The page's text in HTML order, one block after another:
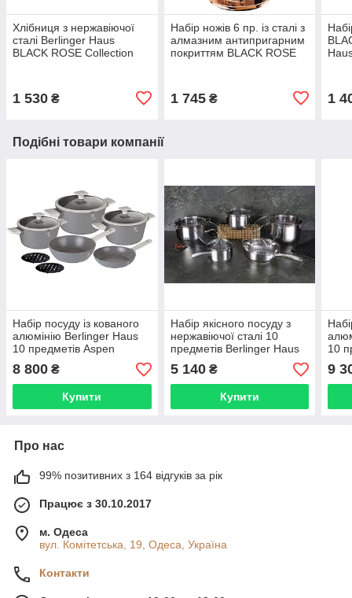
Хлібниця з нержавіючої
сталі Berlinger Haus
BLACK ROSE Collection
1 530 ₴
Набір ножів 6 пр. із сталі з
алмазним антипригарним
покриттям BLACK ROSE
1 745₴ 1
Подібні товари компанії
Набір посуду із кованого
алюмінію Berlinger Haus
10 предметів Aspen
Collection BH 7061N
8 800 ₴
Купити
Набір якісного посуду з
нержавіючої сталі 10
предметів Berlinger Haus
Silver Jewellery Collection
BH 6660
5 140₴
Купити
10
9
Про нас
99% позитивних з 164 відгуків за рік
Працює з 30.10.2017
м. Одеса
вул. Комітетська, 19, Одеса, Україна
Контакти